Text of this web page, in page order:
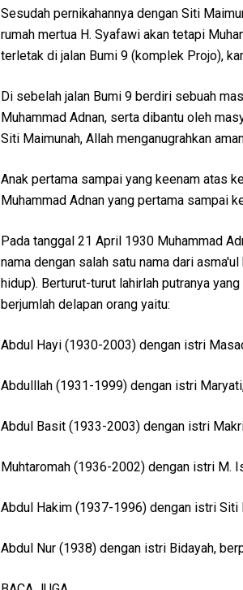
Sesudah pernikahannya dengan Siti
rumah mertua H. Syafawi akan tetapi
terletak di jalan Bumi 9 (komplek Projo),
Di sebelah jalan Bumi 9 berdiri sebuah
Muhammad Adnan, serta dibantu oleh
Siti Maimunah, Allah menganugrahkan
Anak pertama sampai yang keenam atas
Muhammad Adnan yang pertama sampai
Pada tanggal 21 April 1930 Muhammad
nama dengan salah satu nama dari
hidup). Berturut-turut lahirlah putranya
berjumlah delapan orang yaitu:
Abdul Hayi (1930-2003) dengan istri
Abdulllah (1931-1999) dengan istri
Abdul Basit (1933-2003) dengan istri
Muhtaromah (1936-2002) dengan istri M.
Abdul Hakim (1937-1996) dengan istri Siti
Abdul Nur (1938) dengan istri Bidayah,